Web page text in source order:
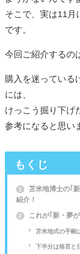
そこで、実は11月
です。
今回ご紹介するの
購入を迷っている
には、
けっこう掘り下げ
参考になると思い
もくじ
1
苫米地博士の｢
紹介！
2 これが｢新・夢
苫米地式の手帳
下半分は格言と